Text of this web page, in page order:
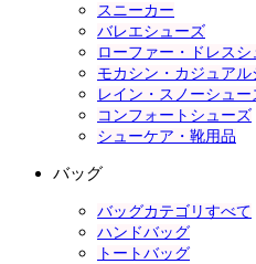
スニーカー
バレエシューズ
ローファー・ドレスシ
モカシン・カジュアル
レイン・スノーシュー
コンフォートシューズ
シューケア・靴用品
バッグ
バッグカテゴリすべて
ハンドバッグ
トートバッグ